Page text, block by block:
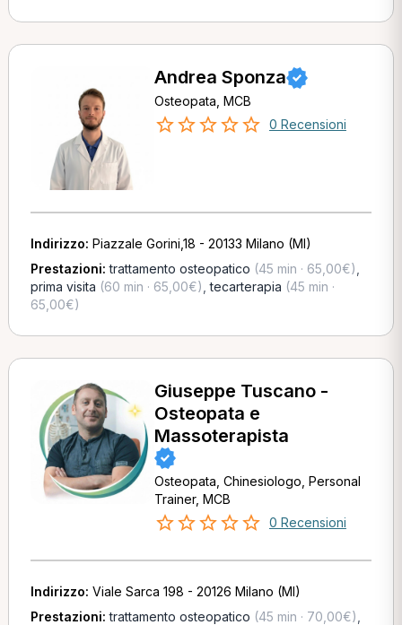
Andrea Sponza
Osteopata, MCB
0 Recensioni
Indirizzo: Piazzale Gorini,18 - 20133 Milano (MI)
Prestazioni:trattamento osteopatico (45 min · 65,00€)
prima visita (60 min · 65,00€) ,tecarterapia (45 min ·
65,00€)
Giuseppe Tuscano -
Osteopata e
Massoterapista
Osteopata, Chinesiologo, Personal
Trainer, MCB
0 Recensioni
Indirizzo: Viale Sarca 198 - 20126 Milano (MI)
Prestazioni:trattamento osteopatico (45 min · 70,00€)